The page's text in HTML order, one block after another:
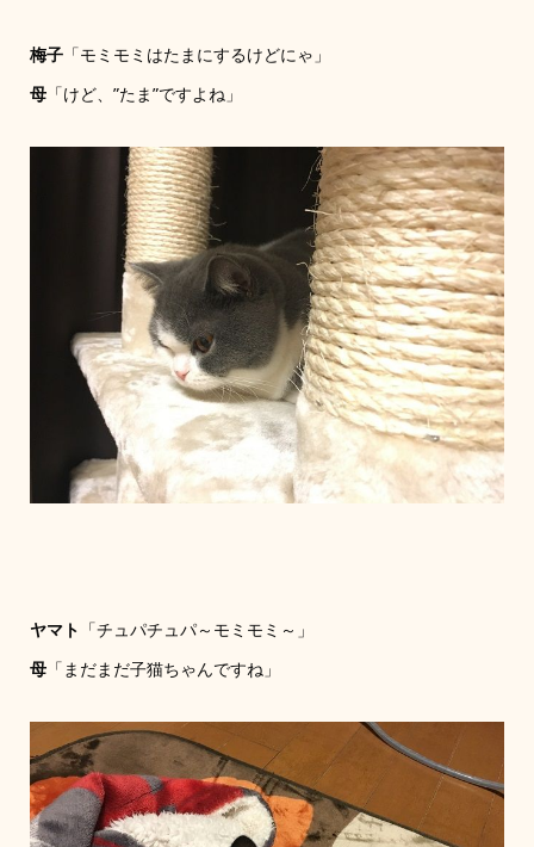
梅子「モミモミはたまにするけどにゃ」
母「けど、”たま”ですよね」
ヤマト 「チュパチュパ～モミモミ～」
母「まだまだ子猫ちゃんですね」